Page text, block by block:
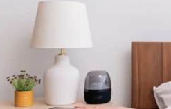
limited access
/ forever